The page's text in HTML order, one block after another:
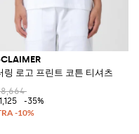
롭 숄더
링 로고 프린트 코튼 티셔츠
-35%